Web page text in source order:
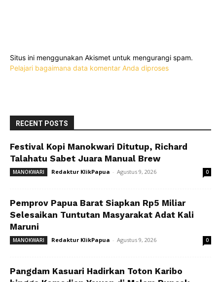
Situs ini menggunakan Akismet untuk mengurangi spam.
Pelajari bagaimana data komentar Anda diproses
RECENT POSTS
Festival Kopi Manokwari Ditutup, Richard
Talahatu Sabet Juara Manual Brew
MANOKWARI Redaktur KlikPapua - Agustus 9, 2026 0
Pemprov Papua Barat Siapkan Rp5 Miliar
Selesaikan Tuntutan Masyarakat Adat Kali
Maruni
MANOKWARI Redaktur KlikPapua - Agustus 9, 2026 0
Pangdam Kasuari Hadirkan Toton Karibo